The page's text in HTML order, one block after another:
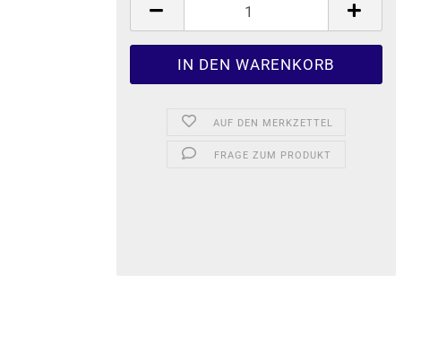
AUF DEN MERKZETTEL
FRAGE ZUM PRODUKT